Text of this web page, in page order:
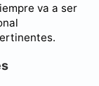
va a ser